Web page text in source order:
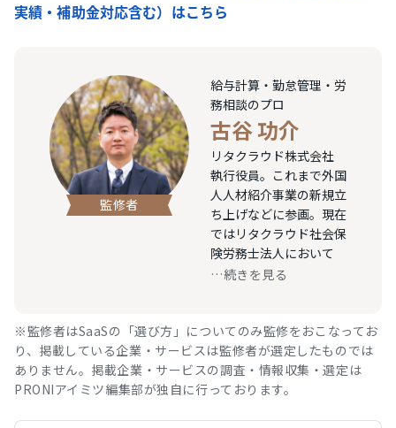
実績・補助金対応含む）はこちら
監修者
給与計算・勤怠管理・労
務相談のプロ
古谷 功介
リタクラウド株式会社
執行役員。これまで外国
人人材紹介事業の新規立
ち上げなどに参画。現在
ではリタクラウド社会保
険労務士法人において
…続きを見る
※監修者はSaaSの「選び方」についてのみ監修をおこなってお
り、掲載している企業・サービスは監修者が選定したものでは
ありません。掲載企業・サービスの調査・情報収集・選定は
PRONIアイミツ編集部が独自に行っております。